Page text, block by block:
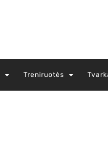
Treniruotės